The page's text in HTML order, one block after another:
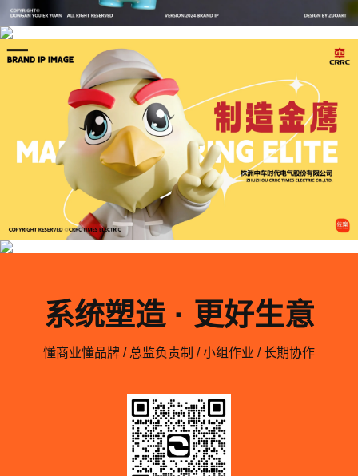
系统塑造 · 更好生意
懂商业懂品牌 / 总监负责制 / 小组作业 / 长期协作